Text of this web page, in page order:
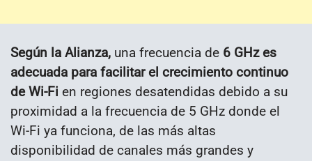
Según la Alianza, una frecuencia de 6 GHz es
adecuada para facilitar el crecimiento continuo
de Wi-Fi en regiones desatendidas debido a su
proximidad a la frecuencia de 5 GHz donde el
Wi-Fi ya funciona, de las más altas
disponibilidad de canales más grandes y